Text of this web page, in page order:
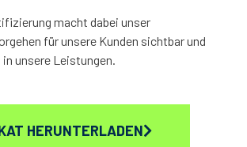
macht dabei unser
für unsere Kunden sichtbar und
unsere Leistungen.
HERUNTERLADEN